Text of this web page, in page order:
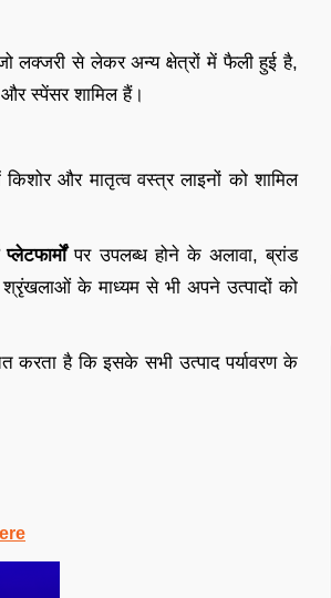
लक्जरी से लेकर अन्य क्षेत्रों में फैली हुई है,
और स्पेंसर शामिल हैं।
और मातृत्व वस्त्र लाइनों को शामिल
पर उपलब्ध होने के अलावा, ब्रांड
श्रृंखलाओं के माध्यम से भी अपने उत्पादों को
है कि इसके सभी उत्पाद पर्यावरण के